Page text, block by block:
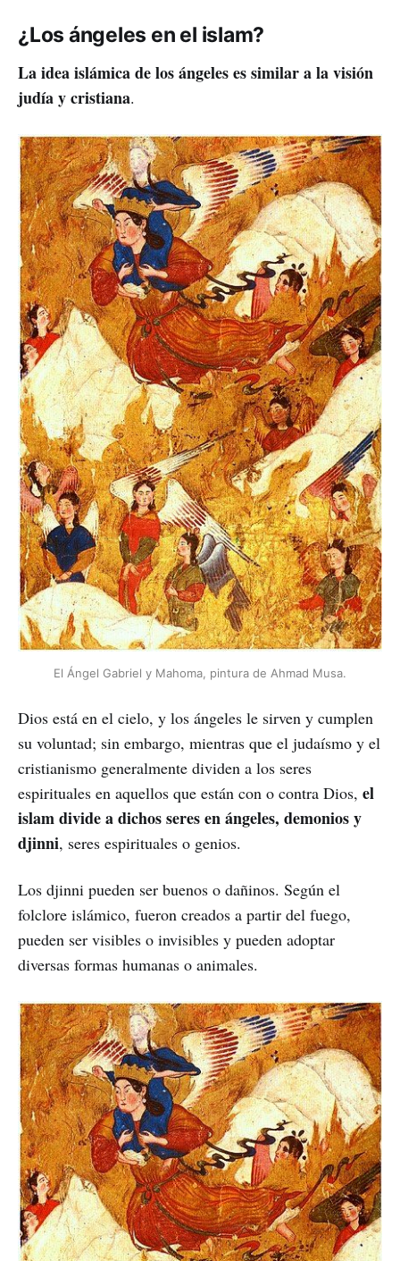
¿Los ángeles en el islam?
La idea islámica de los ángeles es similar a la visión
judía y cristiana.
El Ángel Gabriel y Mahoma, pintura de Ahmad Musa.
Dios está en el cielo, y los ángeles le sirven y cumplen
su voluntad; sin embargo, mientras que el judaísmo y el
cristianismo generalmente dividen a los seres
espirituales en aquellos que están con o contra Dios, el
islam divide a dichos seres en ángeles, demonios y
djinni, seres espirituales o genios.
Los djinni pueden ser buenos o dañinos. Según el
folclore islámico, fueron creados a partir del fuego,
pueden ser visibles o invisibles y pueden adoptar
diversas formas humanas o animales.